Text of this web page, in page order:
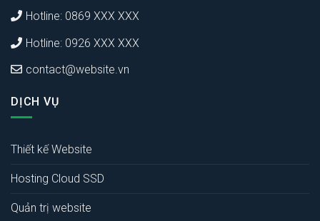
Hotline: 0869 XXX XXX
Hotline: 0926 XXX XXX
contact@website.vn
DỊCH VỤ
Thiết kế Website
Hosting Cloud SSD
Quản trị website